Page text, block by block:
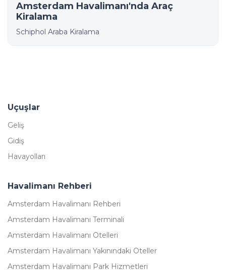
Amsterdam Havalimanı'nda Araç
Kiralama
Schiphol Araba Kiralama
Uçuşlar
Geliş
Gidiş
Havayolları
Havalimanı Rehberi
Amsterdam Havalimanı Rehberi
Amsterdam Havalimanı Terminali
Amsterdam Havalimanı Otelleri
Amsterdam Havalimanı Yakınındaki Oteller
Amsterdam Havalimanı Park Hizmetleri